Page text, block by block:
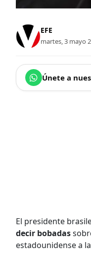
EFE
martes, 3 mayo
Únete a
El presidente
decir bobadas
estadounidense a